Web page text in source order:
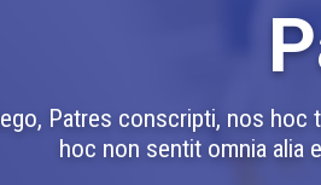
Patres conscripti, nos hoc
hoc non sentit omnia alia